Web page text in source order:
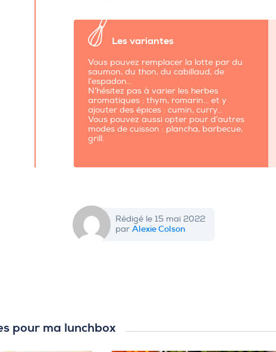
Les variantes
Vous pouvez remplacer la lotte par du
saumon, du thon, du cabillaud, de
l’espadon…
N’hésitez pas à varier les herbes
aromatiques : thym, romarin… et y
ajouter des épices : cumin, curry…
Vous pouvez aussi opter pour d’autres
modes de cuisson : plancha, barbecue,
grill.
Rédigé le 15 mai 2022
par Alexie Colson
pour ma lunchbox